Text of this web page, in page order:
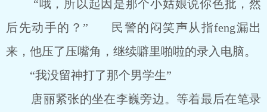
“哦，所以起因是那个小姑娘说你色批，然
后先动手的？” 民警的闷笑声从指feng漏出
来，他压了压嘴角，继续噼里啪啦的录入电脑。
“我没留神打了那个男学生”
唐丽紧张的坐在李巍旁边。等着最后在笔录